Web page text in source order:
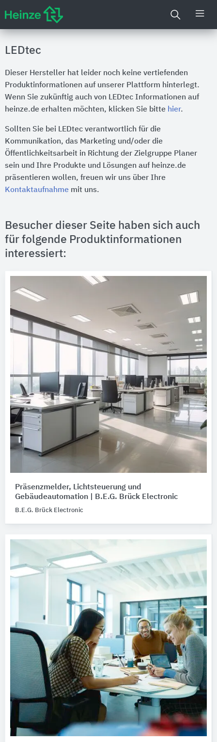
LEDtec
Dieser Hersteller hat leider noch keine vertiefenden
Produktinformationen auf unserer Plattform hinterlegt.
Wenn Sie zukünftig auch von LEDtec Informationen auf
heinze.de erhalten möchten, klicken Sie bitte hier.
Sollten Sie bei LEDtec verantwortlich für die
Kommunikation, das Marketing und/oder die
Öffentlichkeitsarbeit in Richtung der Zielgruppe Planer
sein und Ihre Produkte und Lösungen auf heinze.de
präsentieren wollen, freuen wir uns über Ihre
Kontaktaufnahme mit uns.
Besucher dieser Seite haben sich auch
für folgende Produktinformationen
interessiert:
Präsenzmelder, Lichtsteuerung und
Gebäudeautomation | B.E.G. Brück Electronic
B.E.G. Brück Electronic